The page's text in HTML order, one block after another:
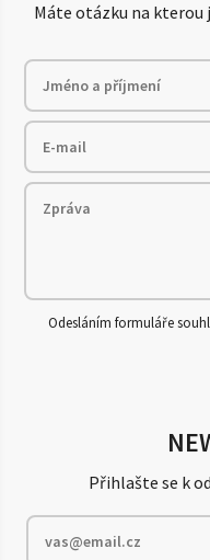
Máte otázku na kterou
Odesláním formuláře
Přihlašte se k